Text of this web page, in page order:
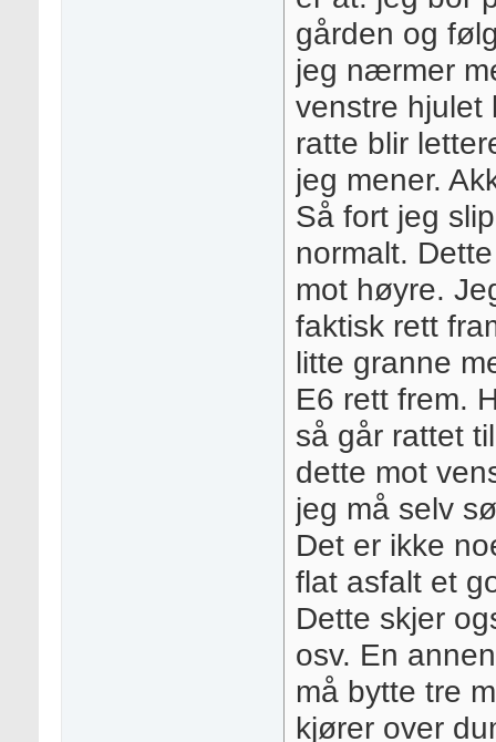
gården og
jeg nærmer
venstre hjulet
ratte blir
jeg mener.
Så fort jeg
normalt.
mot høyre.
faktisk rett
litte granne
E6 rett frem.
så går rattet
dette mot
jeg må selv
Det er ikke
flat asfalt et
Dette skjer
osv. En
må bytte tre
kjører over